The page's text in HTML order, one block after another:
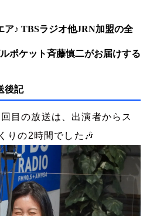
ア♪ TBSラジオ他JRN加盟の全
ポケット斉藤慎二がお届けする
後記
目の放送は、出演者からス
りの2時間でした 🎶